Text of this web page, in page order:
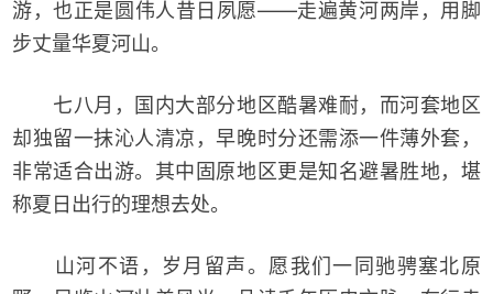
游，也正是圆伟人昔日夙愿——走遍黄河两岸，用脚
步丈量华夏河山。
七八月，国内大部分地区酷暑难耐，而河套地区
却独留一抹沁人清凉，早晚时分还需添一件薄外套，
非常适合出游。其中固原地区更是知名避暑胜地，堪
称夏日出行的理想去处。
山河不语，岁月留声。愿我们一同驰骋塞北原